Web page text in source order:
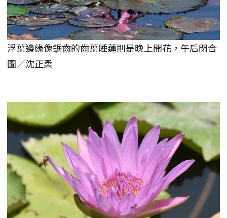
浮葉邊緣像鋸齒的齒葉睡蓮則是晚上開花，午后閉合
圖／沈正柔